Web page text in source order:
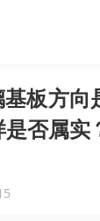
板方向
否属实